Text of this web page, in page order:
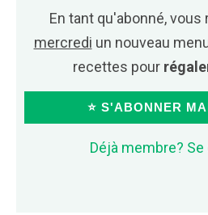
En tant qu'abonné, vous
mercredi un nouveau
recettes pour
⭐ S'ABONNER
Déjà membre?